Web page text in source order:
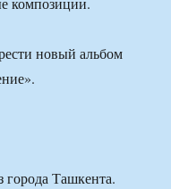
новый альбом
города Ташкента.